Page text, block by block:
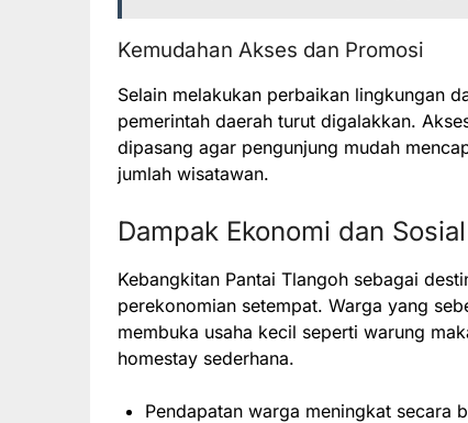
Kemudahan Akses dan Promosi
Selain melakukan perbaikan lingkungan
pemerintah daerah turut digalakkan.
dipasang agar pengunjung mudah
jumlah wisatawan.
Dampak Ekonomi dan Sosial
Kebangkitan Pantai Tlangoh sebagai
perekonomian setempat. Warga yang
membuka usaha kecil seperti warung
homestay sederhana.
Pendapatan warga meningkat secara